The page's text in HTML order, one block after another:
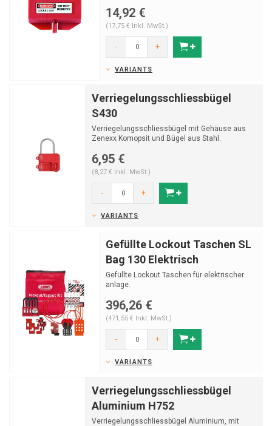
14,92 €
(17,75 € Inkl. MwSt.)
- +
VARIANTS
Verriegelungsschliessbügel
S430
Verriegelungsschliessbügel mit Gehäuse aus
Zenexx Komopsit und Bügel aus Stahl.
6,95 €
(8,27 € Inkl. MwSt.)
- +
VARIANTS
Gefüllte Lockout Taschen SL
Bag 130 Elektrisch
Gefüllte Lockout Taschen für elektrischer
anlage.
396,26 €
(471,55 € Inkl. MwSt.)
- +
VARIANTS
Verriegelungsschliessbügel
Aluminium H752
Verriegelungsschliessbügel Aluminium, mit